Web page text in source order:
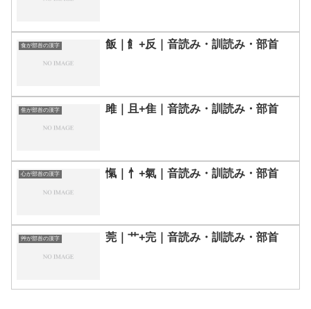
食が部首の漢字 飯｜飠+反｜音読み・訓読み・部首
隹が部首の漢字 雎｜且+隹｜音読み・訓読み・部首
心が部首の漢字 愾｜忄+氣｜音読み・訓読み・部首
艸が部首の漢字 莞｜艹+完｜音読み・訓読み・部首